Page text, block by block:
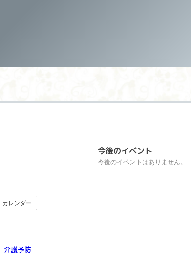
カレンダー
介護予防
今後のイベント
今後のイベントはありません。